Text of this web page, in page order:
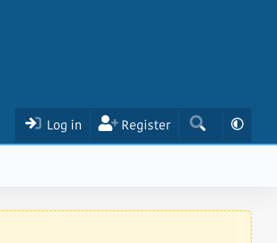
Log in Register